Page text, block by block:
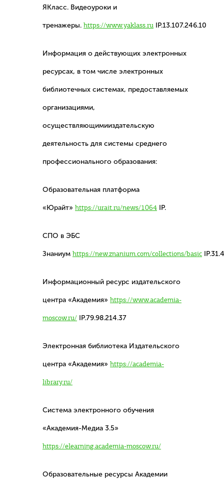
ЯКласс. Видеоуроки и
тренажеры. https://www.yaklass.ru IP.13.107.246.10
Информация о действующих электронных
ресурсах, в том числе электронных
библиотечных системах, предоставляемых
организациями,
осуществляющимииздательскую
деятельность для системы среднего
профессионального образования:
Образовательная платформа
«Юрайт» https://urait.ru/news/1064 IP.
СПО в ЭБС
Знаниум https://new.znanium.com/collections/basic
Информационный ресурс издательского
центра «Академия» https://www.academia-
moscow.ru/ IP.79.98.214.37
Электронная библиотека Издательского
центра «Академия» https://academia-
library.ru/
Система электронного обучения
«Академия-Медиа 3.5»
https://elearning.academia-moscow.ru/
Образовательные ресурсы Академии